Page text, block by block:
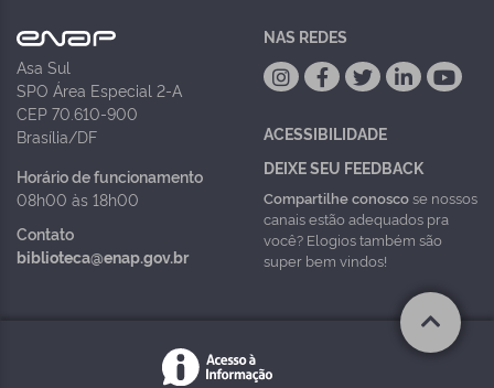
Asa Sul
SPO Área Especial 2-A
CEP 70.610-900
Brasília/DF
Horário de funcionamento
08h00 às 18h00
Contato
biblioteca@enap.gov.br
NAS REDES
ACESSIBILIDADE
DEIXE SEU FEEDBACK
Compartilhe conoscose nossos
canais estão adequados pra
você? Elogios também são
super bem vindos!